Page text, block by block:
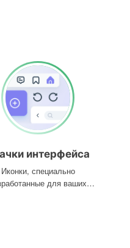
интерфейса
Иконки, специально
для ваших